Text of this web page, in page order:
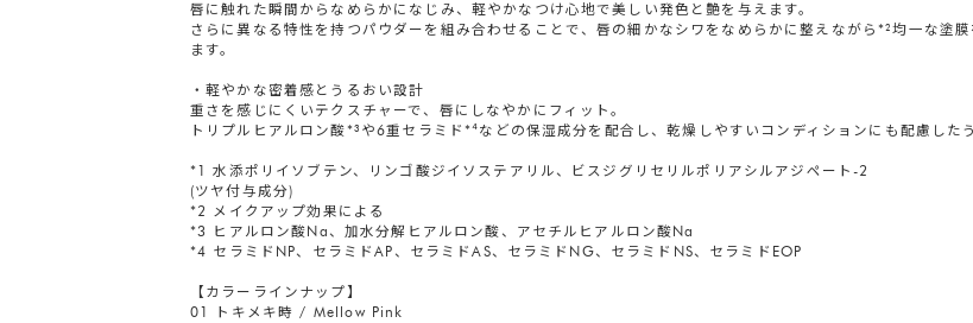
唇に触れた瞬間からなめらかになじみ、軽やかなつけ心地で美しい発色と艶を与えます。
さらに異なる特性を持つパウダーを組み合わせることで、唇の細かなシワをなめらかに整えながら*²均一な塗
ます。
・軽やかな密着感とうるおい設計
重さを感じにくいテクスチャーで、唇にしなやかにフィット。
トリプルヒアルロン酸*³や6重セラミド*⁴などの保湿成分を配合し、乾燥しやすいコンディションにも配慮した
*1 水添ポリイソブテン、リンゴ酸ジイソステアリル、ビスジグリセリルポリアシルアジペート-2
(ツヤ付与成分)
*2 メイクアップ効果による
*3 ヒアルロン酸Na、加水分解ヒアルロン酸、アセチルヒアルロン酸Na
*4 セラミドNP、セラミドAP、セラミドAS、セラミドNG、セラミドNS、セラミドEOP
【カラーラインナップ】
01 トキメキ時 / Mellow Pink